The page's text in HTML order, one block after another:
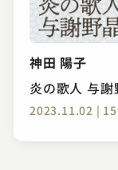
神田 陽子
炎の歌人 与謝
2023.11.02 |